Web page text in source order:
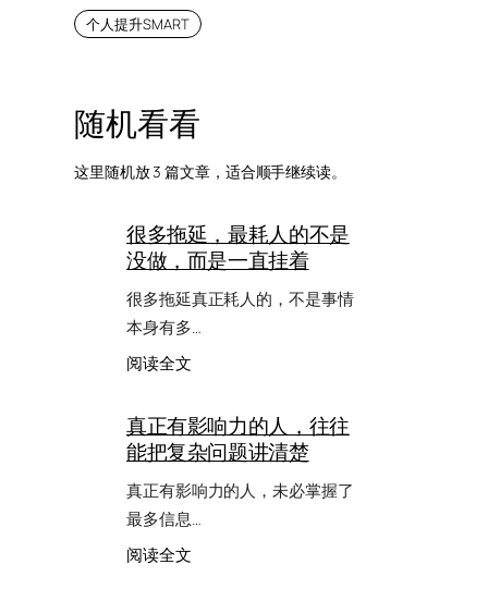
个人提升SMART
随机看看
这里随机放 3 篇文章，适合顺手继续读。
很多拖延，最耗人的不是
没做，而是一直挂着
很多拖延真正耗人的，不是事情
本身有多…
阅读全文：
拖
延，
最
耗
不
真正有影响力的人，往往
能把复杂问题讲清楚
真正有影响力的人，未必掌握了
最多信息…
阅读全文：